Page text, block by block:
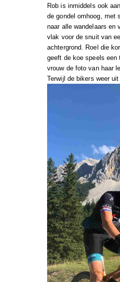
Rob is inmiddels ook
de gondel omhoog, met
naar alle wandelaars en
vlak voor de snuit van
achtergrond. Roel die
geeft de koe speels een
vrouw de foto van haar
Terwijl de bikers weer